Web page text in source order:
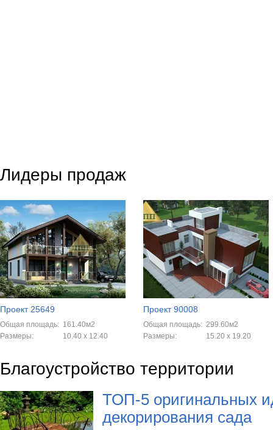
Лидеры продаж
Проект 25649
Общая площадь: 161.40м2
Размеры:
10.40 x 12.40
Проект 90008
Общая площадь: 299.60м2
Размеры:
15.20 x 19.20
Благоустройство территории
ТОП-5 оригинальных
декорирования сада